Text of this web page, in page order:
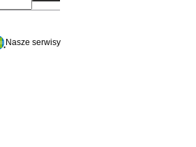
Nasze serwisy